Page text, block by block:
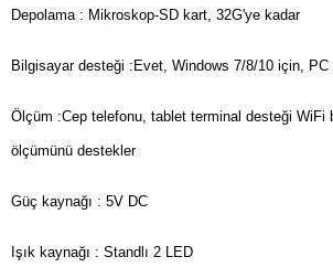
Depolama : Mikroskop-SD kart, 32G'ye kadar
Bilgisayar desteği :Evet, Windows 7/8/10 için, PC
Ölçüm :Cep telefonu, tablet terminal desteği WiFi
ölçümünü destekler
Güç kaynağı : 5V DC
Işık kaynağı : Standlı 2 LED